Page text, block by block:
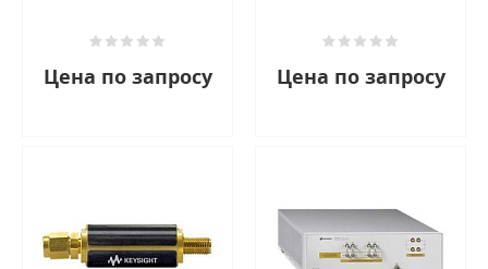
Цена по запросу Цена по запросу